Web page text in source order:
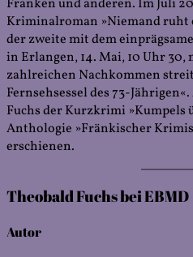
Franken und anderen. Im Juli
Kriminalroman »Niemand ruht
der zweite mit dem
in Erlangen, 14. Mai, 10 Uhr 30,
zahlreichen Nachkommen
Fernsehsessel des 73-
Fuchs der Kurzkrimi »Kumpels
Anthologie »Fränkischer
erschienen.
Theobald Fuchs bei EBMD
Autor